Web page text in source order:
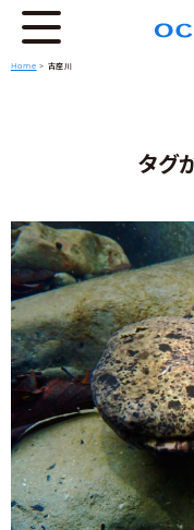
Home > 古座川
タグ